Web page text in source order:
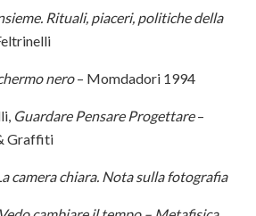
Rituali, piaceri, politiche della
nero– Momdadori 1994
Guardare Pensare Progettare–
Graffiti
camera chiara. Nota sulla fotografia